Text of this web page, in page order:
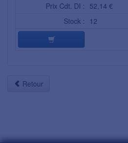
Prix Cdt. DI : 52,14 €
Stock : 12
Retour